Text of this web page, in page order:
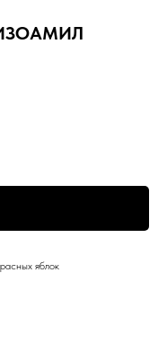
ИЗОАМИЛ
яблок